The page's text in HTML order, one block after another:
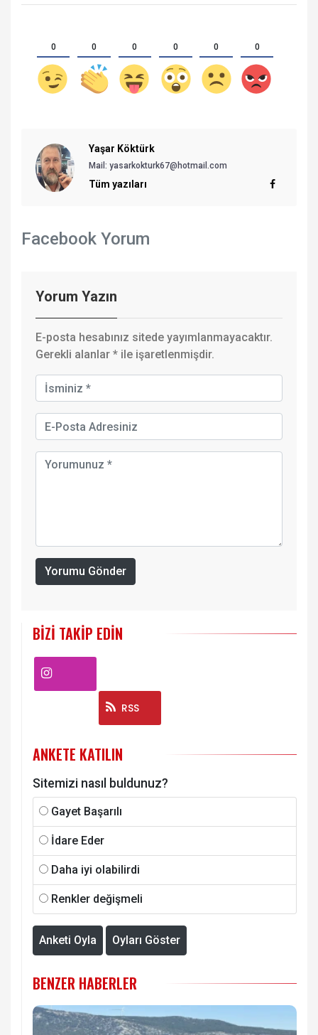
0 0 0 0 0 0
Yaşar Köktürk
Mail: yasarkokturk67@hotmail.com
Tüm yazıları
Facebook Yorum
Yorum Yazın
E-posta hesabınız sitede yayımlanmayacaktır.
Gerekli alanlar * ile işaretlenmişdir.
Yorumu Gönder
BIZI TAKIP EDIN
RSS
ANKETE KATILIN
Sitemizi nasıl buldunuz?
Gayet Başarılı
İdare Eder
Daha iyi olabilirdi
Renkler değişmeli
Anketi Oyla Oyları Göster
BENZER HABERLER